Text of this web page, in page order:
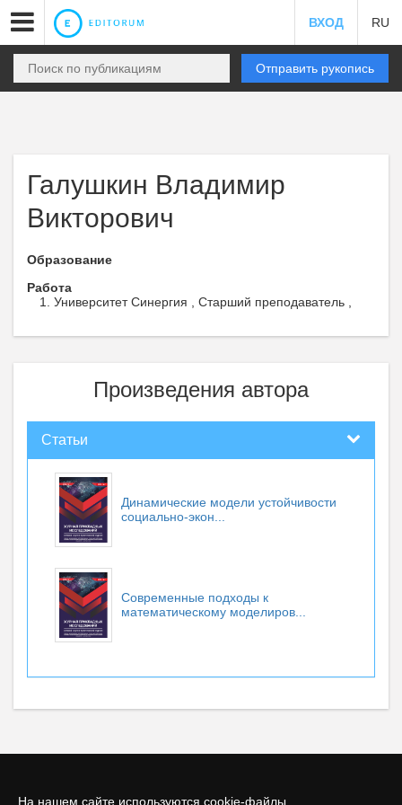
На нашем сайте используются cookie-файлы.
ВХОД RU
Отправить рукопись
Галушкин Владимир
Викторович
Образование
Работа
Университет Синергия , Старший преподаватель ,
Произведения автора
Статьи
Динамические модели устойчивости
социально-экон...
Современные подходы к
математическому моделиров...